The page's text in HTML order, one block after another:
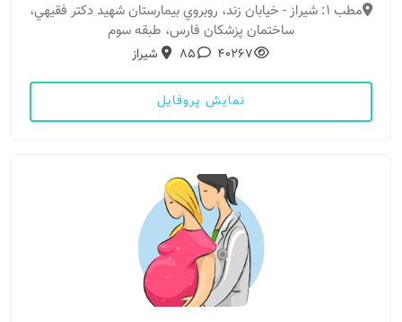
مطب 1: شیراز - خيابان زند، روبروي بيمارستان شهيد دكتر فقيهي،
ساختمان پزشكان فارس، طبقه سوم
40267
85 شیراز
نمایش پروفایل